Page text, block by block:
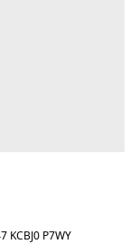
KCBJ0 P7WY